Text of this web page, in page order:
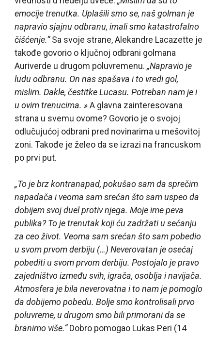
emocije trenutka. Uplašili smo se, naš golman je
napravio sjajnu odbranu, imali smo katastrofalno
čišćenje.“Sa svoje strane, Alekandre Lacazette je
takođe govorio o ključnoj odbrani golmana
Auriverde u drugom poluvremenu. „Napravio je
ludu odbranu. On nas spašava i to vredi gol,
mislim. Dakle, čestitke Lucasu. Potreban nam je i
u ovim trenucima. »A glavna zainteresovana
strana u svemu ovome? Govorio je o svojoj
odlučujućoj odbrani pred novinarima u mešovitoj
zoni. Takođe je želeo da se izrazi na francuskom
po prvi put.
„To je brz kontranapad, pokušao sam da sprečim
napadača i veoma sam srećan što sam uspeo da
dobijem svoj duel protiv njega. Moje ime peva
publika? To je trenutak koji ću zadržati u sećanju
za ceo život. Veoma sam srećan što sam pobedio
u svom prvom derbiju (…) Neverovatan je osećaj
pobediti u svom prvom derbiju. Postojalo je pravo
zajedništvo između svih, igrača, osoblja i navijača.
Atmosfera je bila neverovatna i to nam je pomoglo
da dobijemo pobedu. Bolje smo kontrolisali prvo
poluvreme, u drugom smo bili primorani da se
branimo više.“Dobro pomogao Lukas Peri (14